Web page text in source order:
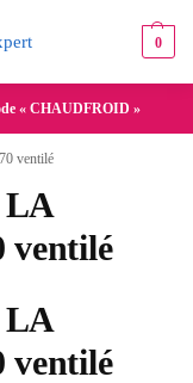
0
« CHAUDFROID »
ventilé
LA
ventilé
LA
ventilé